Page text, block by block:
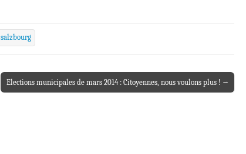
salzbourg
Elections municipales de mars 2014 : Citoyennes, nous voulons plus ! →